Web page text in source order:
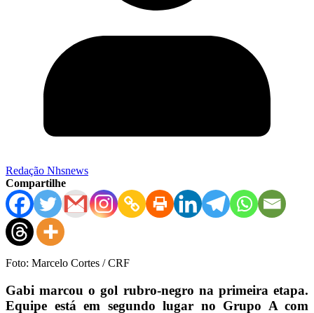
Redação Nhsnews
Compartilhe
Foto: Marcelo Cortes / CRF
Gabi marcou o gol rubro-negro na primeira etapa.
Equipe está em segundo lugar no Grupo A com